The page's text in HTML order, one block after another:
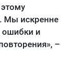
Мы искренне
ошибки и
–